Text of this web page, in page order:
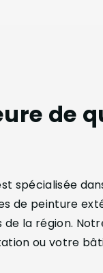
de
spécialisée
de peinture
la région.
ou votre